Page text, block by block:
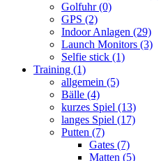
Golfuhr(0)
GPS (2)
Indoor Anlagen (29)
Launch Monitors (3)
Selfie stick (1)
Training (1)
allgemein (5)
Bälle (4)
kurzes Spiel (13)
langes Spiel (17)
Putten (7)
Gates (7)
Matten (5)